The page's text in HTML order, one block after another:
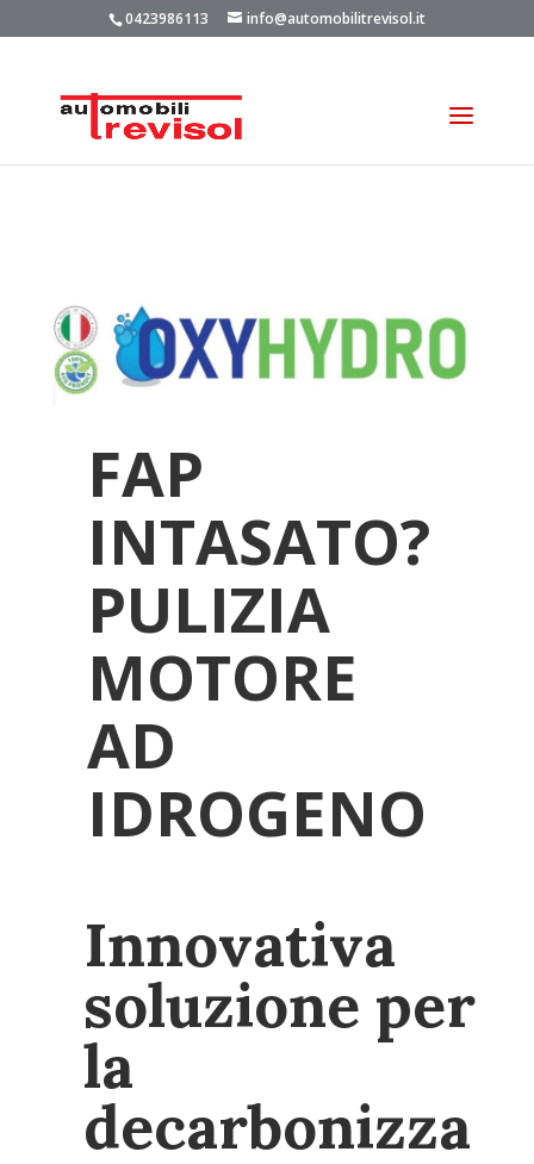
0423986113 info@automobilitrevisol.it
FAP
INTASATO?
PULIZIA
MOTORE
AD
IDROGENO
Innovativa
soluzione per
la
decarbonizza